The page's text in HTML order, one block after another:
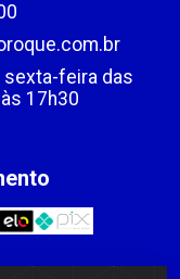
sexta-feira das
17h30